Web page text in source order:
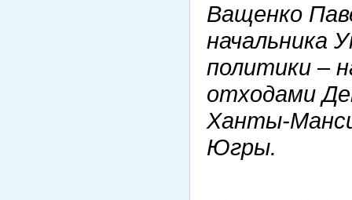
Ващенко
начальника
политики –
отходами
Ханты-
Югры.